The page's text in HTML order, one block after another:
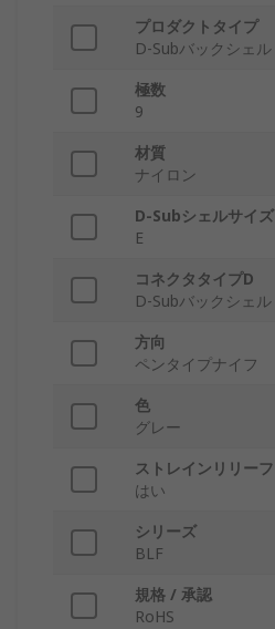
プロダクトタイプ
D-Subバックシェル
極数
9
材質
ナイロン
D-Subシェルサイズ
E
コネクタタイプD
D-Subバックシェル
方向
ペンタイプナイフ
色
グレー
ストレインリリーフ
はい
シリーズ
BLF
規格 / 承認
RoHS